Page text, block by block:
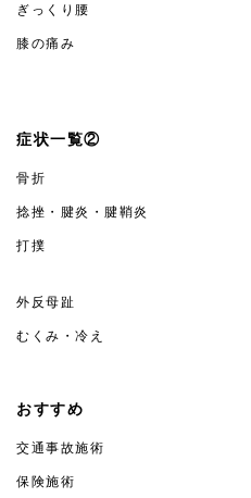
ぎっくり腰
膝の痛み
症状一覧②
骨折
捻挫・腱炎・腱鞘炎
打撲
外反母趾
むくみ・冷え
おすすめ
交通事故施術
保険施術